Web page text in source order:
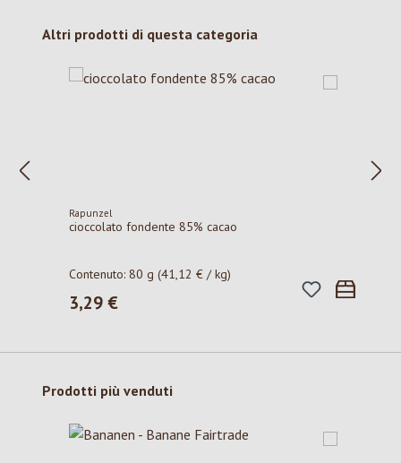
Salta la galleria dei prodotti
Altri prodotti di questa categoria
Rapunzel
cioccolato fondente 85% cacao
Contenuto:80 g(41,12 € / kg)
Prezzo normale:
3,29 €
Salta la galleria dei prodotti
Prodotti più venduti